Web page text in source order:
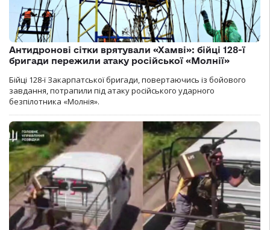
Антидронові сітки врятували «Хамві»: бійці 128-ї
бригади пережили атаку російської «Молнії»
Бійці 128-ї Закарпатської бригади, повертаючись із бойового
завдання, потрапили під атаку російського ударного
безпілотника «Молнія».